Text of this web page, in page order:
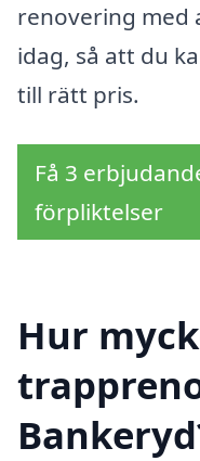
renovering med
idag, så att du
till rätt pris.
Få 3
förpliktelser
Hur